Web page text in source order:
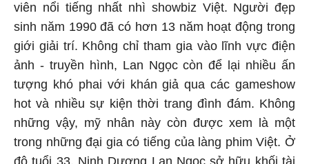
viên nổi tiếng nhất nhì showbiz Việt. Người đẹp
sinh năm 1990 đã có hơn 13 năm hoạt động trong
giới giải trí. Không chỉ tham gia vào lĩnh vực điện
ảnh - truyền hình, Lan Ngọc còn để lại nhiều ấn
tượng khó phai với khán giả qua các gameshow
hot và nhiều sự kiện thời trang đình đám. Không
những vậy, mỹ nhân này còn được xem là một
trong những đại gia có tiếng của làng phim Việt. Ở